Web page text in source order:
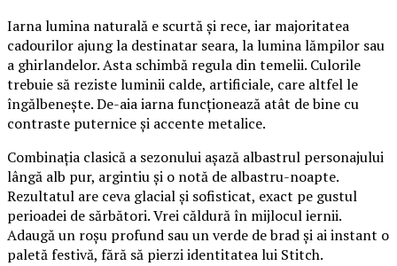
Iarna lumina naturală e scurtă și rece, iar majoritatea
cadourilor ajung la destinatar seara, la lumina lămpilor sau
a ghirlandelor. Asta schimbă regula din temelii. Culorile
trebuie să reziste luminii calde, artificiale, care altfel le
îngălbenește. De-aia iarna funcționează atât de bine cu
contraste puternice și accente metalice.
Combinația clasică a sezonului așază albastrul personajului
lângă alb pur, argintiu și o notă de albastru-noapte.
Rezultatul are ceva glacial și sofisticat, exact pe gustul
perioadei de sărbători. Vrei căldură în mijlocul iernii.
Adaugă un roșu profund sau un verde de brad și ai instant o
paletă festivă, fără să pierzi identitatea lui Stitch.